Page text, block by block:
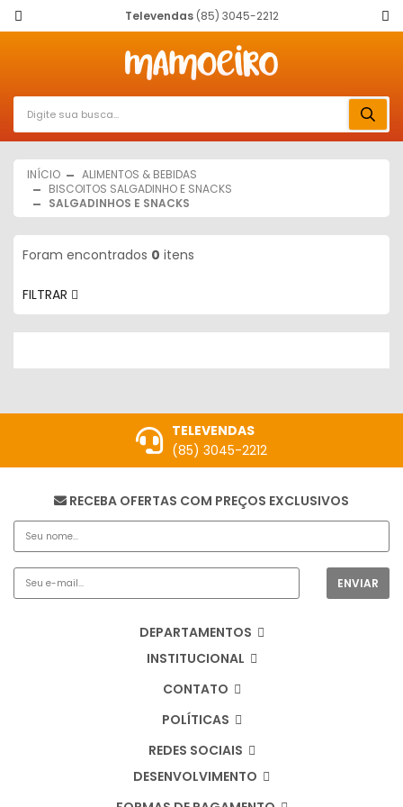
Televendas(85) 3045-2212
INÍCIO
ALIMENTOS & BEBIDAS
BISCOITOS SALGADINHO E SNACKS
SALGADINHOS E SNACKS
Foram encontrados 0 itens
FILTRAR
TELEVENDAS
(85) 3045-2212
RECEBA OFERTAS COM PREÇOS EXCLUSIVOS
DEPARTAMENTOS
INSTITUCIONAL
CONTATO
POLÍTICAS
REDES SOCIAIS
DESENVOLVIMENTO